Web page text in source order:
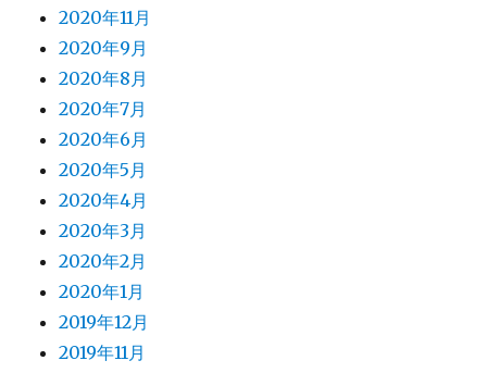
2020年11月
2020年9月
2020年8月
2020年7月
2020年6月
2020年5月
2020年4月
2020年3月
2020年2月
2020年1月
2019年12月
2019年11月